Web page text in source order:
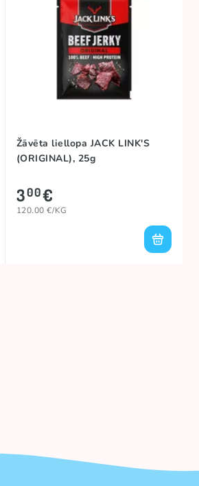
Žāvēta liellopa JACK LINK'S
(ORIGINAL), 25g
300€
120.00 €/KG